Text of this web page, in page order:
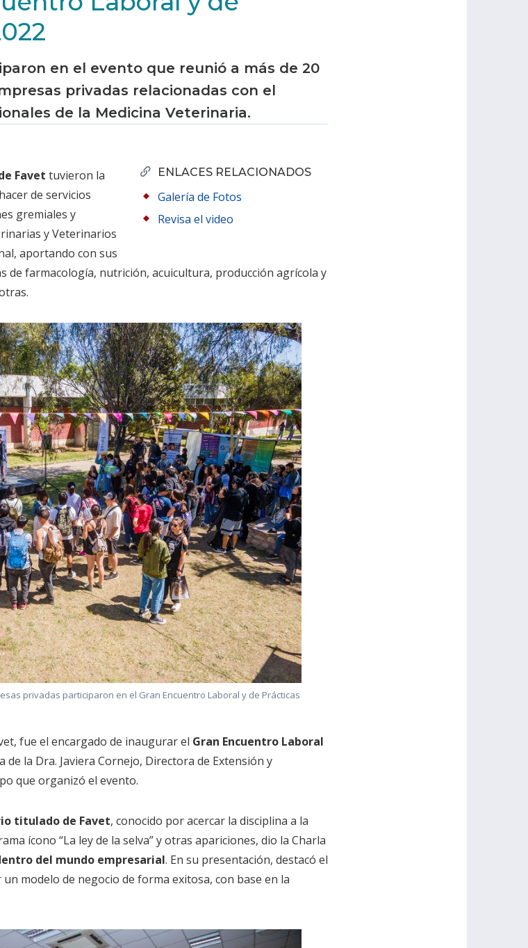
en el evento que reunió a más de 20
privadas relacionadas con el
de la Medicina Veterinaria.
ENLACES RELACIONADOS
Galería de Fotos
Revisa el video
Favet tuvieron la
de servicios
gremiales y
y Veterinarios
aportando con sus
de farmacología, nutrición, acuicultura, producción agrícola y
privadas participaron en el Gran Encuentro Laboral y de Prácticas
fue el encargado de inaugurar el Gran Encuentro Laboral
de la Dra. Javiera Cornejo, Directora de Extensión y
que organizó el evento.
titulado de Favet, conocido por acercar la disciplina a la
ícono “La ley de la selva” y otras apariciones, dio la Charla
del mundo empresarial. En su presentación, destacó el
modelo de negocio de forma exitosa, con base en la